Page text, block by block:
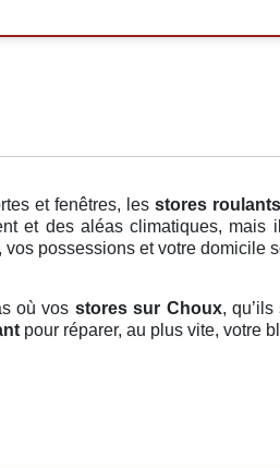
et fenêtres, lesstores
et des aléas climatiques, mais
vos possessions et votre domicile
où vos stores sur Choux,
pour réparer, au plus vite, votre